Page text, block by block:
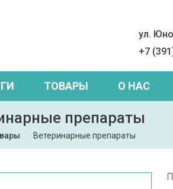
ул.
+7
ТОВАРЫ О НАС
препараты
Ветеринарные препараты